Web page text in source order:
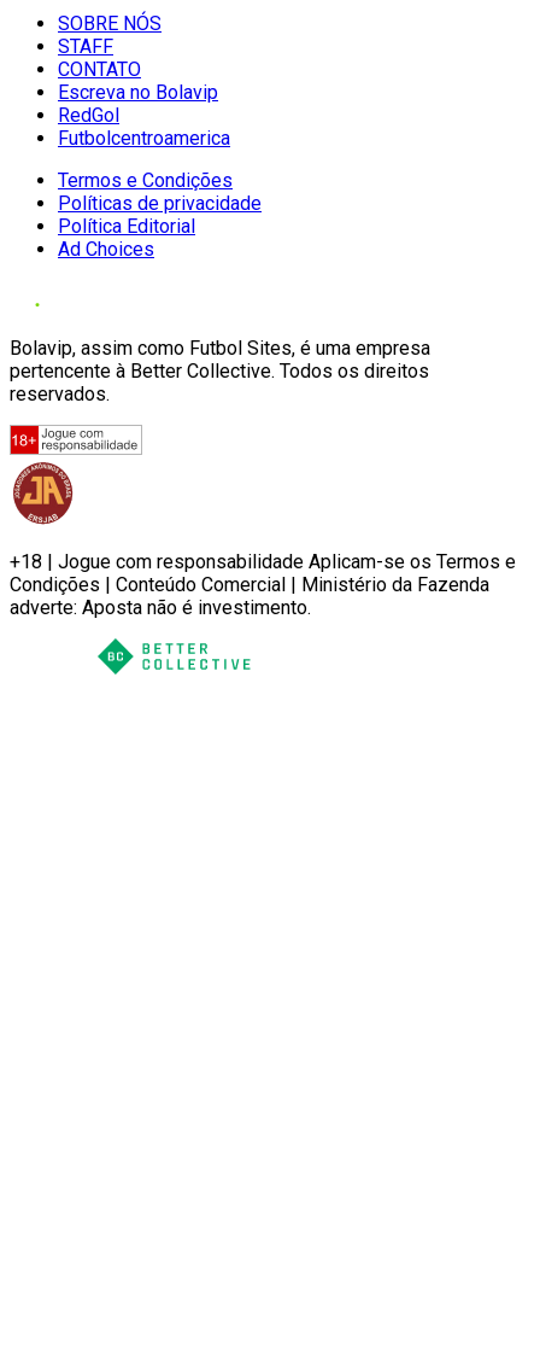
SOBRE NÓS
STAFF
CONTATO
Escreva no Bolavip
RedGol
Futbolcentroamerica
Termos e Condições
Políticas de privacidade
Política Editorial
Ad Choices
Bolavip, assim como Futbol Sites, é uma empresa
pertencente à Better Collective. Todos os direitos
reservados.
+18 | Jogue com responsabilidade Aplicam-se os Termos e
Condições | Conteúdo Comercial | Ministério da Fazenda
adverte: Aposta não é investimento.